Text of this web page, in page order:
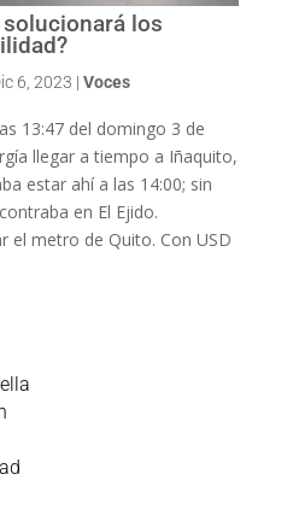
los
6, 2023 | Voces
13:47 del domingo 3 de
llegar a tiempo a Iñaquito,
estar ahí a las 14:00; sin
en El Ejido.
el metro de Quito. Con USD